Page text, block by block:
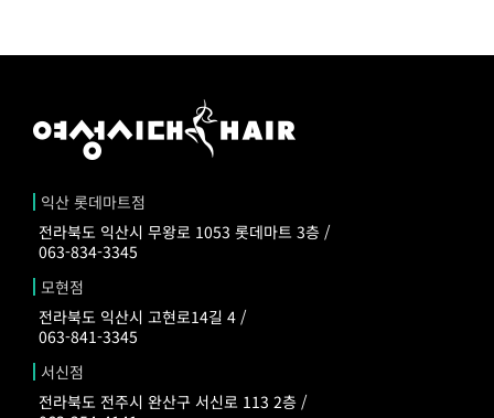
익산 롯데마트점
전라북도 익산시 무왕로 1053 롯데마트 3층 /
063-834-3345
모현점
전라북도 익산시 고현로14길 4 /
063-841-3345
서신점
전라북도 전주시 완산구 서신로 113 2층 /